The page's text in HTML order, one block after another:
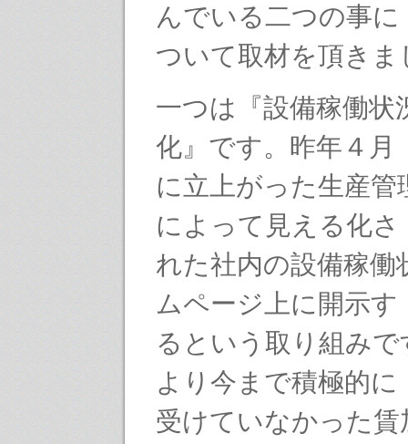
んでいる二つの事に
ついて取材を頂きま
一つは『設備稼働状
化』です。昨年４月
に立上がった生産管
によって見える化さ
れた社内の設備稼働
ムページ上に開示す
るという取り組み
より今まで積極的に
受けていなかった賃